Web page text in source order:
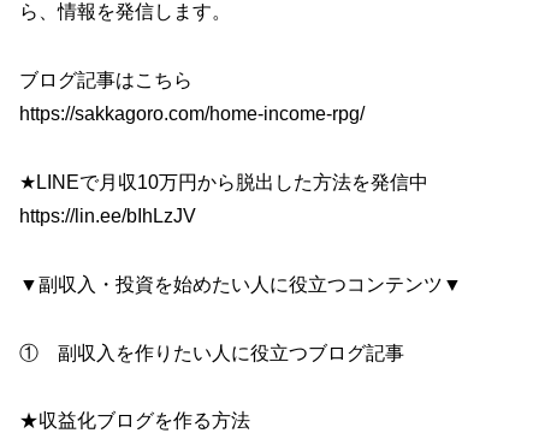
ら、情報を発信します。
ブログ記事はこちら
https://sakkagoro.com/home-income-rpg/
★LINEで月収10万円から脱出した方法を発信中
https://lin.ee/bIhLzJV
▼副収入・投資を始めたい人に役立つコンテンツ▼
① 副収入を作りたい人に役立つブログ記事
★収益化ブログを作る方法